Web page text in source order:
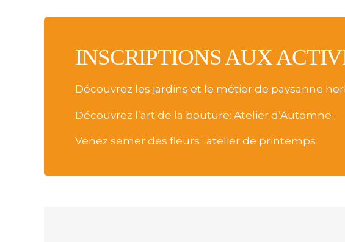
INSCRIPTIONS AUX
Découvrez les jardins et le métier de paysanne
Découvrez l’art de la bouture: Atelier d’Automne .
Venez semer des fleurs : atelier de printemps